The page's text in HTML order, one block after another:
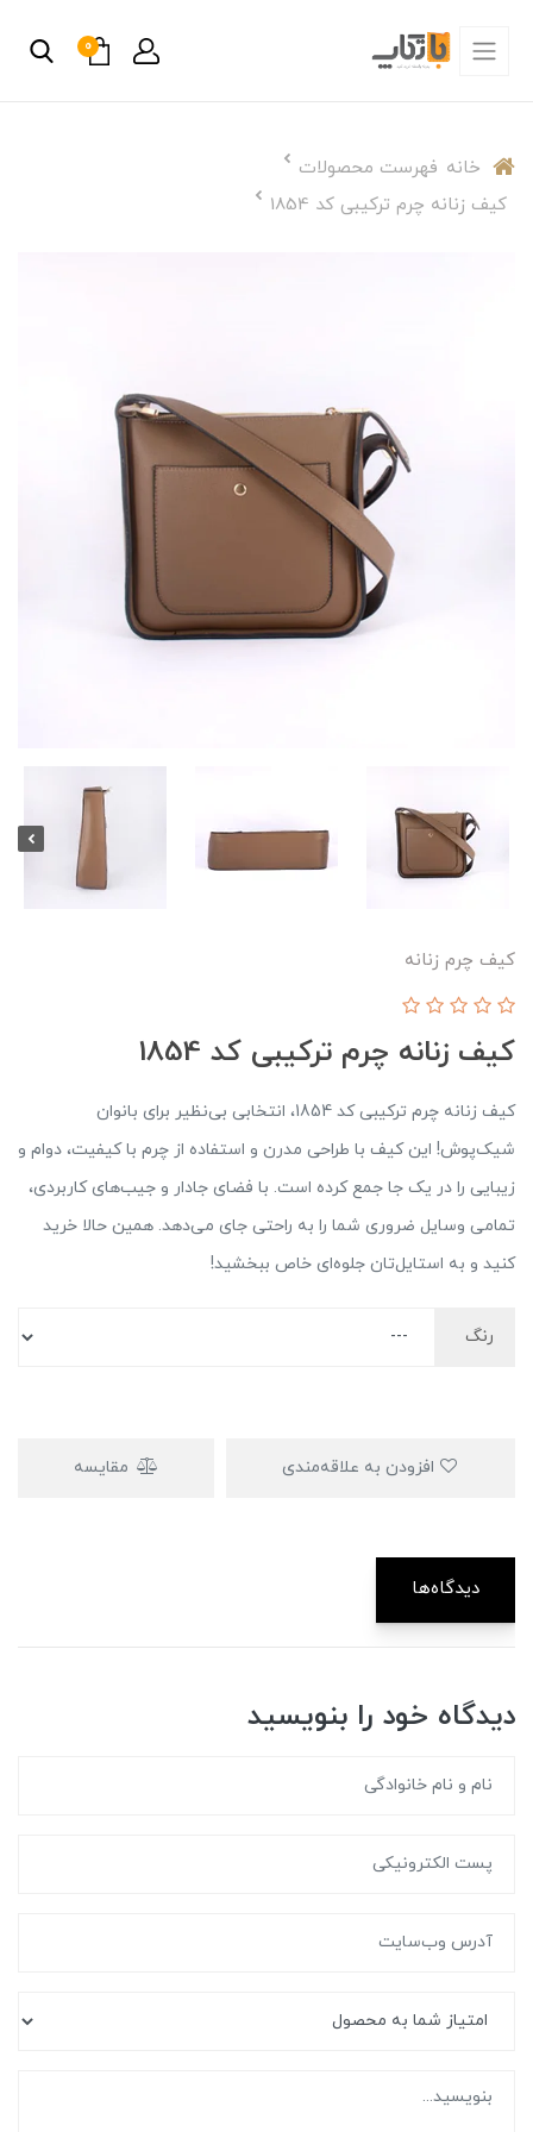
0
خانه فهرست محصولات
کیف زنانه چرم ترکیبی کد 1854
کیف چرم زنانه
کیف زنانه چرم ترکیبی کد 1854
کیف زنانه چرم ترکیبی کد 1854، انتخابی بی‌نظیر برای بانوان
شیک‌پوش! این کیف با طراحی مدرن و استفاده از چرم با کیفیت، دوام و
زیبایی را در یک جا جمع کرده است. با فضای جادار و جیب‌های کاربردی،
تمامی وسایل ضروری شما را به راحتی جای می‌دهد. همین حالا خرید
کنید و به استایل‌تان جلوه‌ای خاص ببخشید!
رنگ
مقایسه
دیدگاه‌ها
دیدگاه خود را بنویسید